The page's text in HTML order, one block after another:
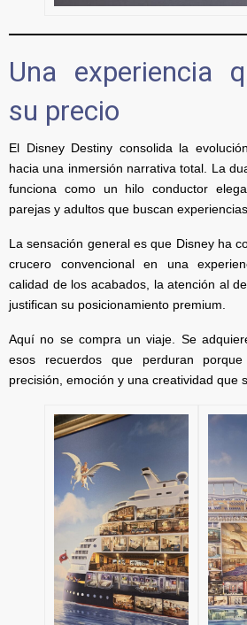
Una experiencia
su precio
El Disney Destiny consolida la
hacia una inmersión narrativa total. La
funciona como un hilo conductor
parejas y adultos que buscan
La sensación general es que Disney ha
crucero convencional en una
calidad de los acabados, la atención al
justifican su posicionamiento premium.
Aquí no se compra un viaje. Se
esos recuerdos que perduran
precisión, emoción y una creatividad que